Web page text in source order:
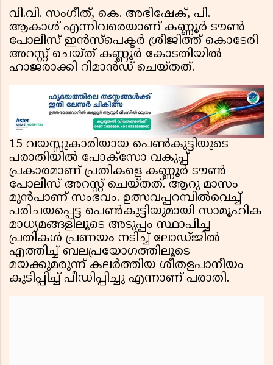
വി.വി. സംഗീത്, കെ. അഭിഷേക്, പി.
ആകാശ് എന്നിവരെയാണ് കണ്ണൂർ ടൗൺ
പോലീസ് ഇൻസ്പെക്ടർ ശ്രീജിത്ത് കൊടേരി
അറസ്റ്റ് ചെയ്ത് കണ്ണൂർ കോടതിയിൽ
ഹാജരാക്കി റിമാൻഡ് ചെയ്തത്.
15 വയസ്സുകാരിയായ പെൺകുട്ടിയുടെ
പരാതിയിൽ പോക്സോ വകുപ്പ്
പ്രകാരമാണ് പ്രതികളെ കണ്ണൂർ ടൗൺ
പോലീസ് അറസ്റ്റ് ചെയ്തത്. ആറു മാസം
മുൻപാണ് സംഭവം. ഉത്സവപ്പറമ്പിൽവെച്ച്
പരിചയപ്പെട്ട പെൺകുട്ടിയുമായി സാമൂഹിക
മാധ്യമങ്ങളിലൂടെ അടുപ്പം സ്ഥാപിച്ച
പ്രതികൾ പ്രണയം നടിച്ച് ലോഡ്ജിൽ
എത്തിച്ച് ബലപ്രയോഗത്തിലൂടെ
മയക്കുമരുന്ന് കലർത്തിയ ശീതളപാനീയം
കുടിപ്പിച്ച് പീഡിപ്പിച്ചു എന്നാണ് പരാതി.